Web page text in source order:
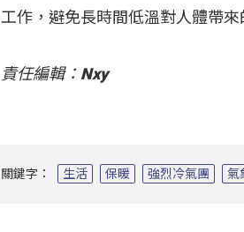
工作，避免長時間低溫對人體帶來
責任編輯：Nxy
關鍵字： 生活 保暖 強烈冷氣團 氣